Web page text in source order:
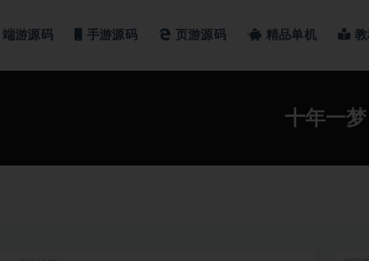
端游源码 手游源码 页游源码 精品单机 教
十年一梦